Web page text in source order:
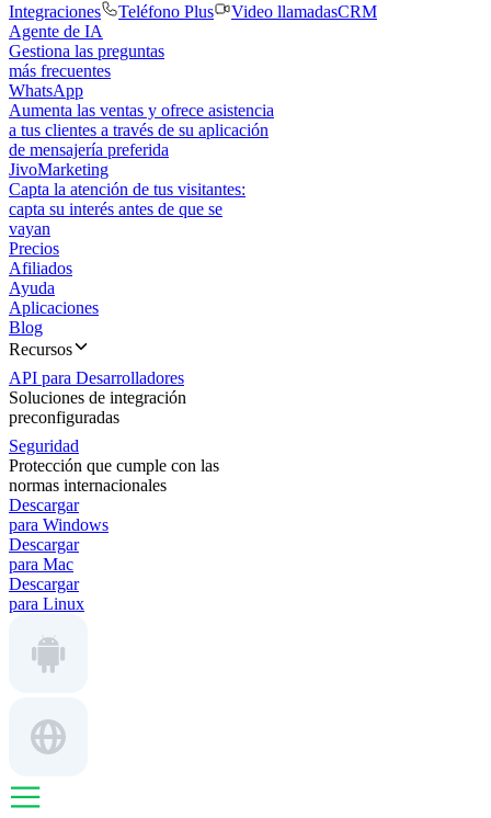
Integraciones
Teléfono Plus Video llamadasCRM
Agente de IA
Gestiona las preguntas
más frecuentes
WhatsApp
Aumenta las ventas y ofrece asistencia
a tus clientes a través de su aplicación
de mensajería preferida
JivoMarketing
Capta la atención de tus visitantes:
capta su interés antes de que se
vayan
Precios
Afiliados
Ayuda
Aplicaciones
Blog
Recursos
API para Desarrolladores
Soluciones de integración
preconfiguradas
Seguridad
Protección que cumple con las
normas internacionales
Descargar
para Windows
Descargar
para Mac
Descargar
para Linux